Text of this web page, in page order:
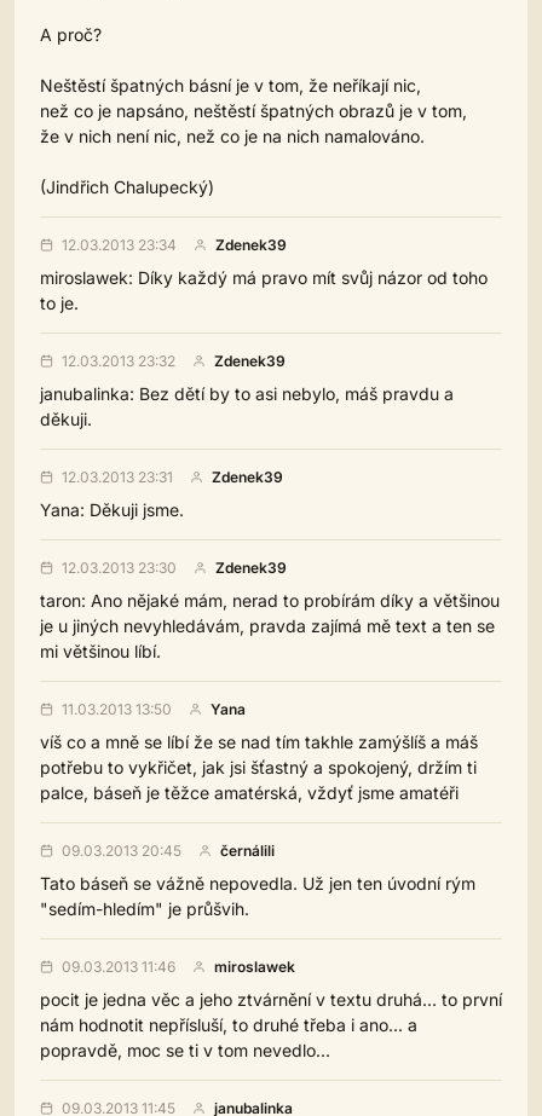
A proč?
Neštěstí špatných básní je v tom, že neříkají nic,
než co je napsáno, neštěstí špatných obrazů je v tom,
že v nich není nic, než co je na nich namalováno.
(Jindřich Chalupecký)
12.03.2013 23:34 Zdenek39
miroslawek: Díky každý má pravo mít svůj názor od toho
to je.
12.03.2013 23:32 Zdenek39
janubalinka: Bez dětí by to asi nebylo, máš pravdu a
děkuji.
12.03.2013 23:31 Zdenek39
Yana: Děkuji jsme.
12.03.2013 23:30 Zdenek39
taron: Ano nějaké mám, nerad to probírám díky a většinou
je u jiných nevyhledávám, pravda zajímá mě text a ten se
mi většinou líbí.
11.03.2013 13:50 Yana
víš co a mně se líbí že se nad tím takhle zamýšlíš a máš
potřebu to vykřičet, jak jsi šťastný a spokojený, držím ti
palce, báseň je těžce amatérská, vždyť jsme amatéři
09.03.2013 20:45 černálili
Tato báseň se vážně nepovedla. Už jen ten úvodní rým
"sedím-hledím" je průšvih.
09.03.2013 11:46 miroslawek
pocit je jedna věc a jeho ztvárnění v textu druhá... to první
nám hodnotit nepřísluší, to druhé třeba i ano... a
popravdě, moc se ti v tom nevedlo...
09.03.2013 11:45 janubalinka